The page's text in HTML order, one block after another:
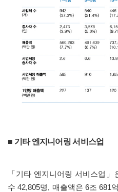
■ 기타 엔지니어링 서비스업
「 기타 엔지니어링 서비스업 」
수42,805명, 매출액은 6조 681